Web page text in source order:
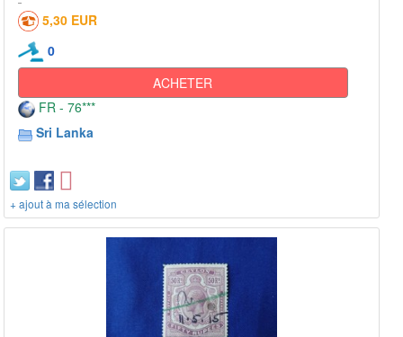
5,30 EUR
0
ACHETER
FR - 76***
Sri Lanka
+ ajout à ma sélection